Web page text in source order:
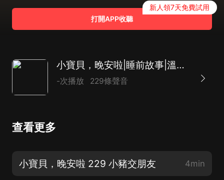
打開APP收聽
新人領7天免費試用
小寶貝，晚安啦|睡前故事|溫暖智慧
-次播放 229條聲音
查看更多
小寶貝，晚安啦 229 小豬交朋友 4min